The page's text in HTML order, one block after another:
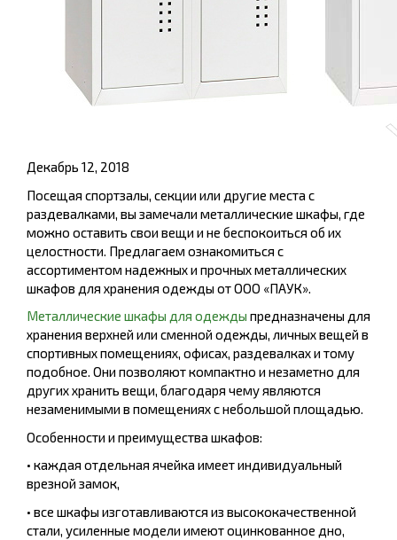
Декабрь 12, 2018
Посещая спортзалы, секции или другие места с
раздевалками, вы замечали металлические шкафы, где
можно оставить свои вещи и не беспокоиться об их
целостности. Предлагаем ознакомиться с
ассортиментом надежных и прочных металлических
шкафов для хранения одежды от ООО «ПАУК».
Металлические шкафы для одежды предназначены для
хранения верхней или сменной одежды, личных вещей в
спортивных помещениях, офисах, раздевалках и тому
подобное. Они позволяют компактно и незаметно для
других хранить вещи, благодаря чему являются
незаменимыми в помещениях с небольшой площадью.
Особенности и преимущества шкафов:
• каждая отдельная ячейка имеет индивидуальный
врезной замок,
• все шкафы изготавливаются из высококачественной
стали, усиленные модели имеют оцинкованное дно,